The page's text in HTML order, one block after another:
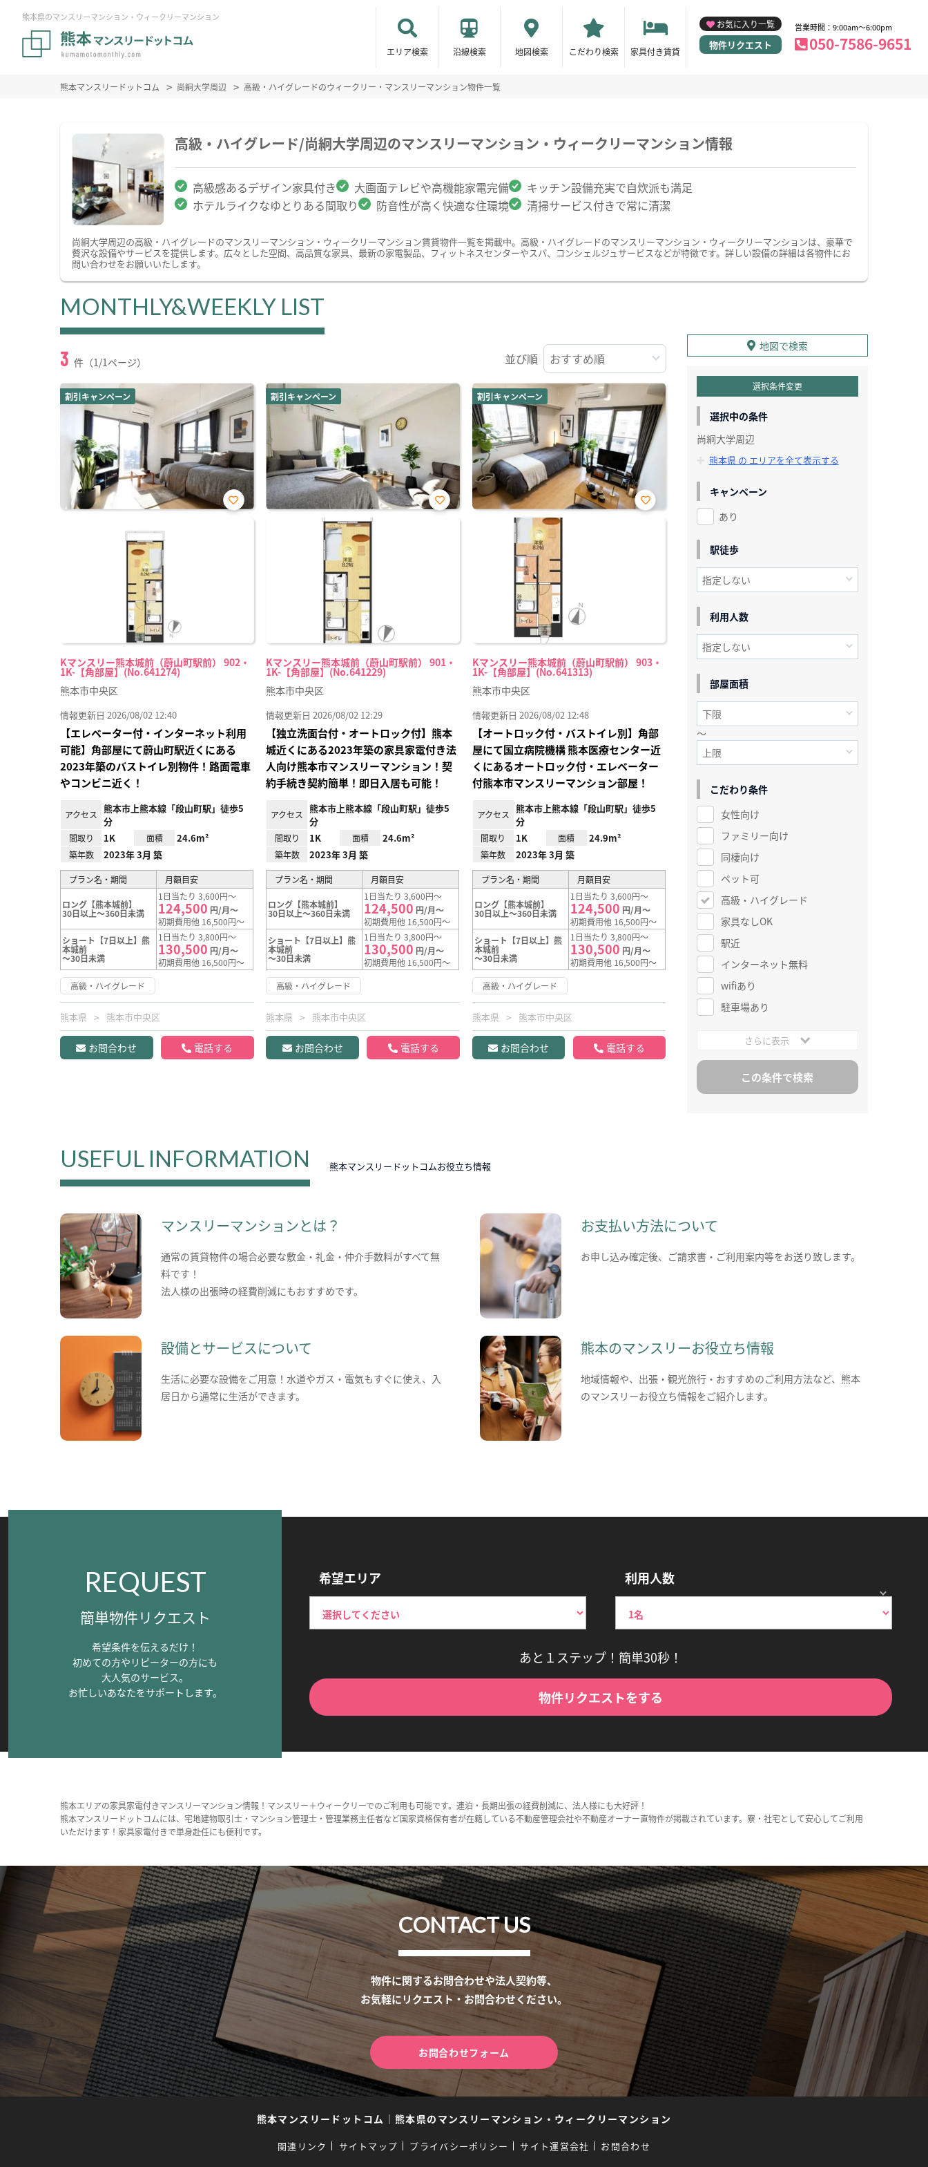
熊本県のマンスリーマンション・ウィークリーマンション
エリア検索 沿線検索 地図検索 こだわり検索 家具付き賃貸
お気に入り一覧
物件リクエスト
営業時間：9:00am～6:00pm
050-7586-9651
熊本マンスリードットコム 尚絅大学周辺 高級・ハイグレードのウィークリー・マンスリーマンション物件一覧
高級・ハイグレード/尚絅大学周辺のマンスリーマンション・ウィークリーマンション情報
高級感あるデザイン家具付き 大画面テレビや高機能家電完備
キッチン設備充実で自炊派も満足
ホテルライクなゆとりある間取り
防音性が高く快適な住環境 清掃サービス付きで常に清潔
尚絅大学周辺の高級・ハイグレードのマンスリーマンション・ウィークリーマンション賃貸物件一覧を掲載中。高級・ハイグレードのマンスリーマンション・ウィークリーマンションは、豪華で
贅沢な設備やサービスを提供します。広々とした空間、高品質な家具、最新の家電製品、フィットネスセンターやスパ、コンシェルジュサービスなどが特徴です。詳しい設備の詳細は各物件にお
問い合わせをお願いいたします。
MONTHLY&WEEKLY LIST
3 件（1/1ページ） 並び順
割引キャンペーン
Kマンスリー熊本城前（蔚山町駅前） 902・
1K-【角部屋】(No.641274)
お気
熊本市中央区
情報更新日 2026/08/02 12:40
【エレベーター付・インターネット利用
可能】角部屋にて蔚山町駅近くにある
2023年築のバストイレ別物件！路面電車
やコンビニ近く！
アクセス
熊本市上熊本線「段山町駅」徒歩5
分
間取り 1K 面積 24.6m²
築年数 2023年 3月 築
プラン名・期間 月額目安
ロング【熊本城前】
30日以上～360日未満
1日当たり 3,600円～
124,500 円/月～
初期費用他 16,500円～
ショート【7日以上】熊
本城前
～30日未満
1日当たり 3,800円～
130,500 円/月～
初期費用他 16,500円～
高級・ハイグレード
熊本県 熊本市中央区
お問合わせ 電話する
割引キャンペーン
Kマンスリー熊本城前（蔚山町駅前） 901・
1K-【角部屋】(No.641229)
お気
熊本市中央区
情報更新日 2026/08/02 12:29
【独立洗面台付・オートロック付】熊本
城近くにある2023年築の家具家電付き法
人向け熊本市マンスリーマンション！契
約手続き契約簡単！即日入居も可能！
アクセス
熊本市上熊本線「段山町駅」徒歩5
分
間取り 1K 面積 24.6m²
築年数 2023年 3月 築
プラン名・期間 月額目安
ロング【熊本城前】
30日以上～360日未満
1日当たり 3,600円～
124,500 円/月～
初期費用他 16,500円～
ショート【7日以上】熊
本城前
～30日未満
1日当たり 3,800円～
130,500 円/月～
初期費用他 16,500円～
高級・ハイグレード
熊本県 熊本市中央区
お問合わせ 電話する
割引キャンペーン
Kマンスリー熊本城前（蔚山町駅前） 903・
1K-【角部屋】(No.641313)
お気
熊本市中央区
情報更新日 2026/08/02 12:48
【オートロック付・バストイレ別】角部
屋にて国立病院機構 熊本医療センター近
くにあるオートロック付・エレベーター
付熊本市マンスリーマンション部屋！
アクセス
熊本市上熊本線「段山町駅」徒歩5
分
間取り 1K 面積 24.9m²
築年数 2023年 3月 築
プラン名・期間 月額目安
ロング【熊本城前】
30日以上～360日未満
1日当たり 3,600円～
124,500 円/月～
初期費用他 16,500円～
ショート【7日以上】熊
本城前
～30日未満
1日当たり 3,800円～
130,500 円/月～
初期費用他 16,500円～
高級・ハイグレード
熊本県 熊本市中央区
お問合わせ 電話する
地図で検索
選択条件変更
選択中の条件
尚絅大学周辺
熊本県 の エリアを全て表示する
キャンペーン
あり
駅徒歩
利用人数
部屋面積
～
こだわり条件
女性向け
ファミリー向け
同棲向け
ペット可
高級・ハイグレード
家具なしOK
駅近
インターネット無料
wifiあり
駐車場あり
さらに表示
USEFUL INFORMATION 熊本マンスリードットコムお役立ち情報
マンスリーマンションとは？
通常の賃貸物件の場合必要な敷金・礼金・仲介手数料がすべて無
料です！
法人様の出張時の経費削減にもおすすめです。
お支払い方法について
お申し込み確定後、ご請求書・ご利用案内等をお送り致します。
設備とサービスについて
生活に必要な設備をご用意！水道やガス・電気もすぐに使え、入
居日から通常に生活ができます。
熊本のマンスリーお役立ち情報
地域情報や、出張・観光旅行・おすすめのご利用方法など、熊本
のマンスリーお役立ち情報をご紹介します。
REQUEST
簡単物件リクエスト
希望条件を伝えるだけ！
初めての方やリピーターの方にも
大人気のサービス。
お忙しいあなたをサポートします。
希望エリア 利用人数
あと１ステップ！簡単30秒！
物件リクエストをする
熊本エリアの家具家電付きマンスリーマンション情報！マンスリー＋ウィークリーでのご利用も可能です。連泊・長期出張の経費削減に、法人様にも大好評！
熊本マンスリードットコムには、宅地建物取引士・マンション管理士・管理業務主任者など国家資格保有者が在籍している不動産管理会社や不動産オーナー直物件が掲載されています。寮・社宅として安心してご利用
いただけます！家具家電付きで単身赴任にも便利です。
CONTACT US
物件に関するお問合わせや法人契約等、
お気軽にリクエスト・お問合わせください。
お問合わせフォーム
熊本マンスリードットコム ｜ 熊本県のマンスリーマンション・ウィークリーマンション
関連リンク サイトマップ プライバシーポリシー サイト運営会社 お問合わせ